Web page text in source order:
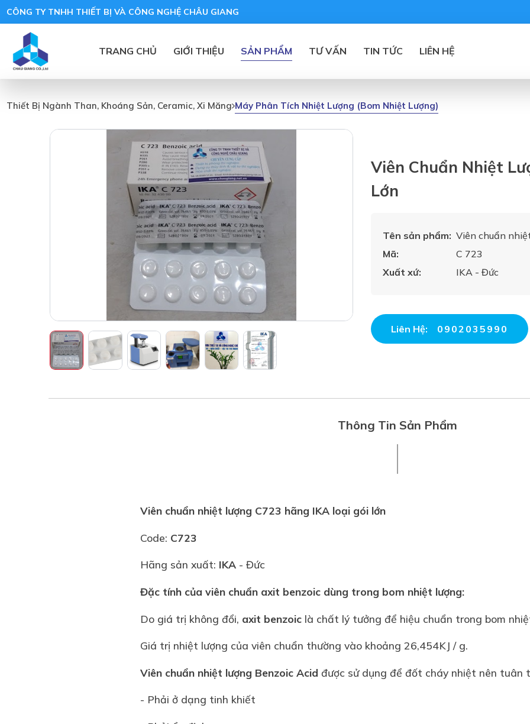
CÔNG TY TNHH THIẾT BỊ VÀ CÔNG NGHỆ CHÂU GIANG
TRANG CHỦ GIỚI THIỆU SẢN PHẨM TƯ VẤN TIN TỨC LIÊN HỆ
Thiết Bị Ngành Than, Khoáng Sản, Ceramic, Xi Măng Máy Phân Tích Nhiệt Lượng (bom Nhiệt Lượng)
Viên Chuẩn Nhiệt
Lớn
Tên sản phẩm: Viên chuẩn
Mã:
C 723
Xuất xứ:
IKA - Đức
Liên Hệ: 0902035990
Thông Tin Sản Phẩm
Viên chuẩn nhiệt lượng C723 hãng IKA loại gói lớn
Code: C723
Hãng sản xuất: IKA - Đức
Đặc tính của viên chuẩn axit benzoic dùng trong bom nhiệt lượng:
Do giá trị không đổi, axit benzoic là chất lý tưởng để hiệu chuẩn trong bom
Giá trị nhiệt lượng của viên chuẩn thường vào khoảng 26,454KJ / g.
Viên chuẩn nhiệt lượng Benzoic Acid được sử dụng để đốt cháy nhiệt nên tuân
- Phải ở dạng tinh khiết